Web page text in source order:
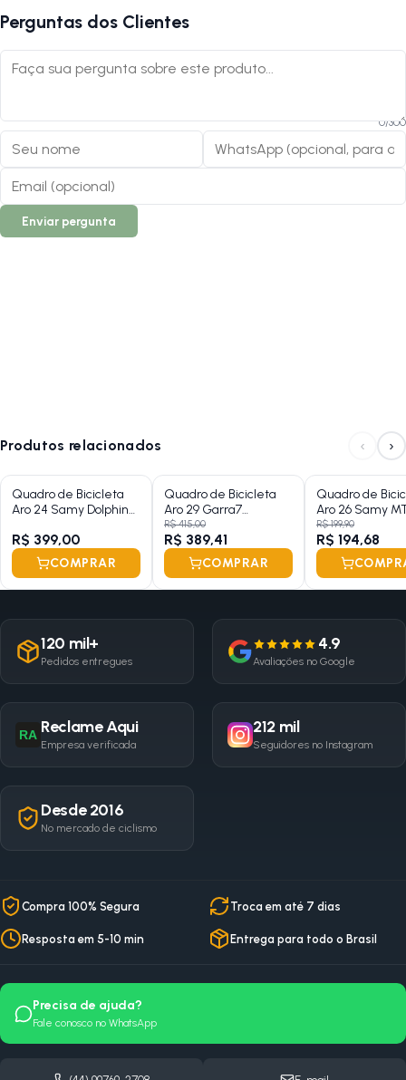
Perguntas dos Clientes
0/300
Enviar pergunta
Produtos relacionados ‹ ›
Quadro de Bicicleta
Aro 24 Samy Dolphin
R$ 399,00
COMPRAR
Quadro de Bicicleta
Aro 29 Garra7
Hardtrail
R$ 415,00
R$ 389,41
COMPRAR
Quadro de
Aro 26 Samy
Masculino
R$ 199,90
R$ 194,68
120 mil+
Pedidos entregues
4.9
Avaliações no Google
RA Reclame Aqui
Empresa verificada
212 mil
Seguidores no Instagram
Desde 2016
No mercado de ciclismo
Compra 100% Segura Troca em até 7 dias
Resposta em 5-10 min Entrega para todo o Brasil
Precisa de ajuda?
Fale conosco no WhatsApp